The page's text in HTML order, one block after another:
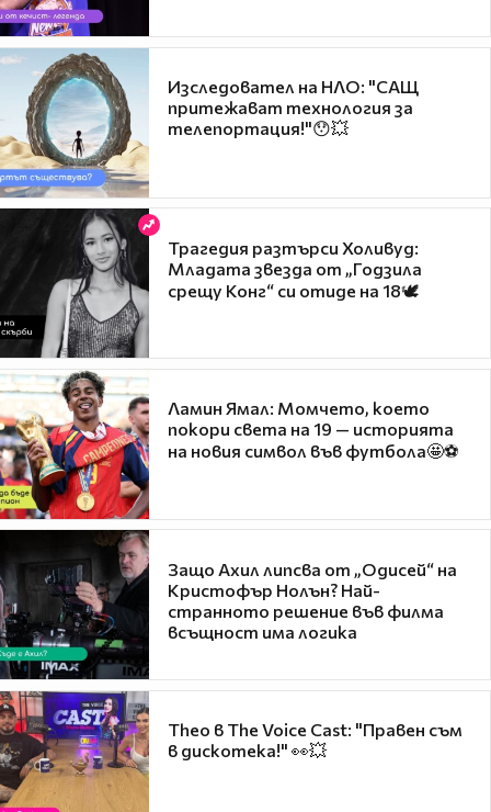
Изследовател на НЛО: "САЩ
притежават технология за
телепортация!"😯💥
Трагедия разтърси Холивуд:
Младата звезда от „Годзила
срещу Конг“ си отиде на 18🕊️
Ламин Ямал: Момчето, което
покори света на 19 — историята
на новия символ във футбола🤩⚽
Защо Ахил липсва от „Одисей“ на
Кристофър Нолън? Най-
странното решение във филма
всъщност има логика
Theo в The Voice Cast: "Правен съм
в дискотека!" 👀💥